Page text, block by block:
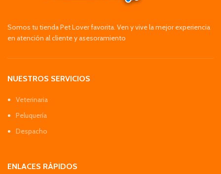
Somos tu tienda Pet Lover favorita. Ven y vive la mejor experiencia
en atención al cliente y asesoramiento
NUESTROS SERVICIOS
Veterinaria
Peluquería
Despacho
ENLACES RÁPIDOS